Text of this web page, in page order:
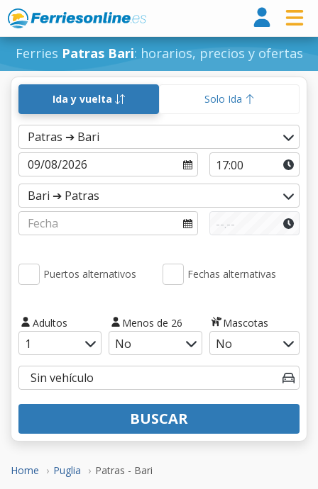
Ferries Patras Bari: horarios, precios y ofertas
Home Puglia Patras - Bari
Ida y vuelta Solo Ida
Puertos alternativos Fechas alternativas
Adultos Menos de 26 Mascotas
BUSCAR